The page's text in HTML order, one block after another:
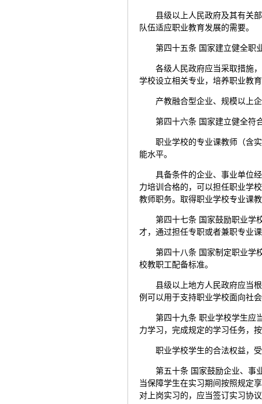
县级以上人民政府及其有关
队伍适应职业教育发展的需要。
第四十五条 国家建立健全职
各级人民政府应当采取措施
学校设立相关专业，培养职业教
产教融合型企业、规模以上
第四十六条 国家建立健全符
职业学校的专业课教师（含
能水平。
具备条件的企业、事业单位
力培训合格的，可以担任职业学
教师职务。取得职业学校专业课
第四十七条 国家鼓励职业学
才，通过担任专职或者兼职专业
第四十八条 国家制定职业学
校教职工配备标准。
县级以上地方人民政府应当
例可以用于支持职业学校面向社
第四十九条 职业学校学生应
力学习，完成规定的学习任务，
职业学校学生的合法权益，
第五十条 国家鼓励企业、事
当保障学生在实习期间按照规定
对上岗实习的，应当签订实习协